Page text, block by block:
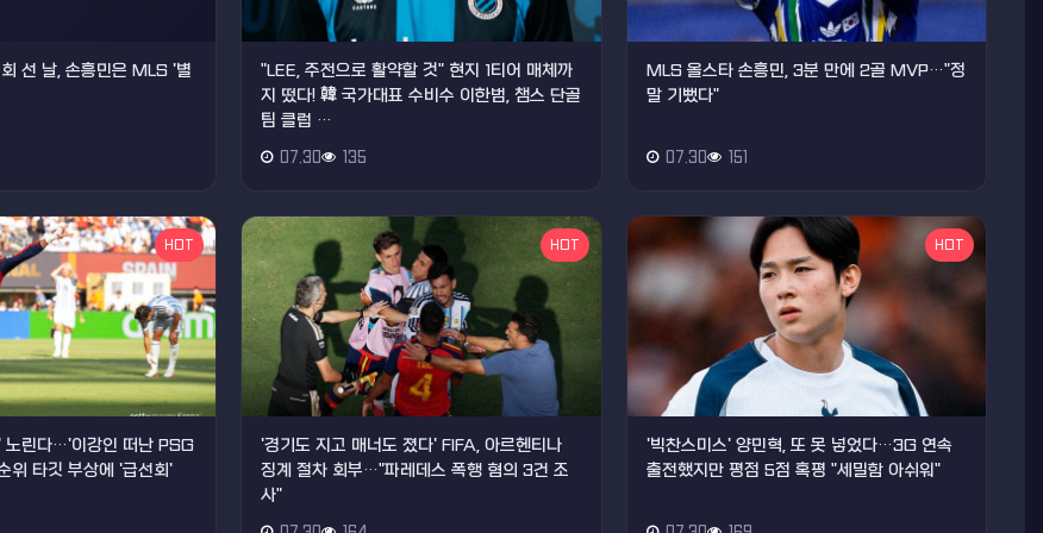
선 날, 손흥민은 MLS '별
"LEE, 주전으로 활약할 것" 현지 1티어 매체까
지 떴다! 韓 국가대표 수비수 이한범, 챔스 단골
팀 클럽 …
07.30 135
MLS 올스타 손흥민, 3분 만에 2골 MVP…"정
말 기뻤다"
07.30 151
HOT
노린다…'이강인 떠난 PSG
위 타깃 부상에 '급선회'
HOT
'경기도 지고 매너도 졌다' FIFA, 아르헨티나
징계 절차 회부…"파레데스 폭행 혐의 3건 조
사"
HOT
'빅찬스미스' 양민혁, 또 못 넣었다…3G 연속
출전했지만 평점 5점 혹평 "세밀함 아쉬워"